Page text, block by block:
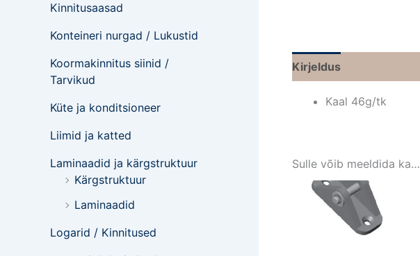
Kinnitusaasad
Konteineri nurgad / Lukustid
Koormakinnitus siinid /
Tarvikud
Küte ja konditsioneer
Liimid ja katted
Laminaadid ja kärgstruktuur
Kärgstruktuur
Laminaadid
Logarid / Kinnitused
Kirjeldus
Kaal 46g/tk
Sulle võib meeldida ka…